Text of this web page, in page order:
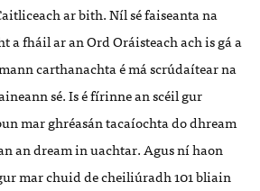
ar bith. Níl sé faiseanta na
a fháil ar an Ord Oráisteach ach is gá a
carthanachta é má scrúdaítear na
sé. Is é fírinne an scéil gur
mar ghréasán tacaíochta do dhream
an dream in uachtar. Agus ní haon
mar chuid de cheiliúradh 101 bliain